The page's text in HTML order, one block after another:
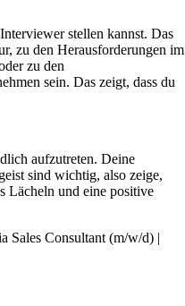
stellen kannst. Das
zu den Herausforderungen im
zu den
sein. Das zeigt, dass du
aufzutreten. Deine
sind wichtig, also zeige,
Lächeln und eine positive
Sales Consultant (m/w/d) |